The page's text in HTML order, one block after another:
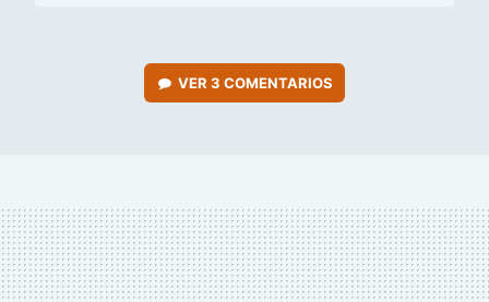
VER 3 COMENTARIOS